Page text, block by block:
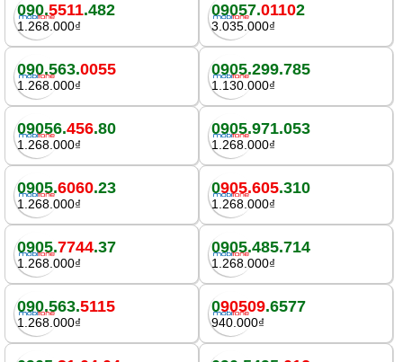
090.5511.482
1.268.000₫
09057.01102
3.035.000₫
090.563.0055
1.268.000₫
0905.299.785
1.130.000₫
09056.456.80
1.268.000₫
0905.971.053
1.268.000₫
0905.6060.23
1.268.000₫
0905.605.310
1.268.000₫
0905.7744.37
1.268.000₫
0905.485.714
1.268.000₫
090.563.5115
1.268.000₫
090509.6577
940.000₫